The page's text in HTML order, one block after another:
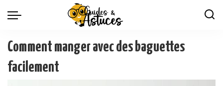
Comment manger avec des baguettes
facilement